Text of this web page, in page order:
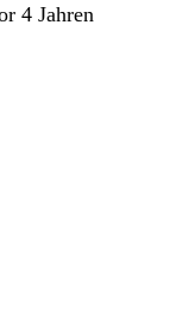
4 Jahren